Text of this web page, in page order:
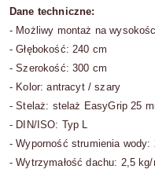
Dane techniczne:
- Możliwy montaż na
- Głębokość: 240 cm
- Szerokość: 300 cm
- Kolor: antracyt / szary
- Stelaż: stelaż EasyGrip 25
- DIN/ISO: Typ L
- Wyporność strumienia wody:
- Wytrzymałość dachu: 2,5 kg/